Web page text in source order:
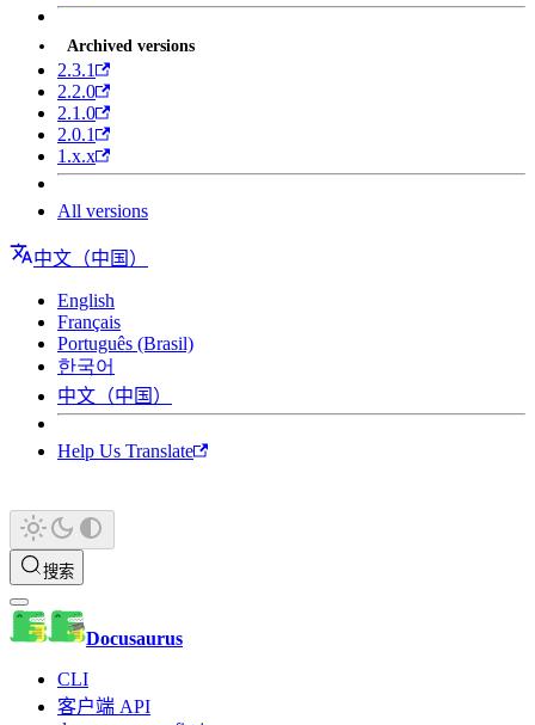
Archived versions
2.3.1
2.2.0
2.1.0
2.0.1
1.x.x
All versions
中文（中国）
English
Français
Português (Brasil)
한국어
中文（中国）
Help Us Translate
搜索
Docusaurus
CLI
客户端 API